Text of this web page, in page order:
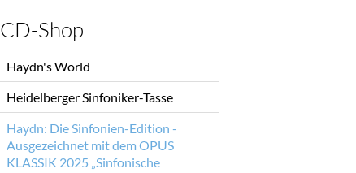
CD-Shop
überspringen
Haydn's World
Heidelberger Sinfoniker-Tasse
Haydn: Die Sinfonien-Edition -
Ausgezeichnet mit dem OPUS
KLASSIK 2025 „Sinfonische